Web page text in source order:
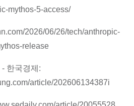
mythos-5-access/
2026/06/26/tech/anthropic-
release
- 한국경제:
article/202606134387i